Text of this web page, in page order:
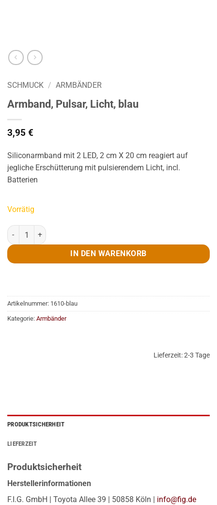
SCHMUCK / ARMBÄNDER
Armband, Pulsar, Licht, blau
3,95 €
Siliconarmband mit 2 LED, 2 cm X 20 cm reagiert auf
jegliche Erschütterung mit pulsierendem Licht, incl.
Batterien
Vorrätig
Armband, Pulsar, Licht, blau Menge
IN DEN WARENKORB
Artikelnummer: 1610-blau
Kategorie: Armbänder
Lieferzeit:2-3 Tage
PRODUKTSICHERHEIT
LIEFERZEIT
Produktsicherheit
Herstellerinformationen
F.I.G. GmbH | Toyota Allee 39 | 50858 Köln | info@fig.de